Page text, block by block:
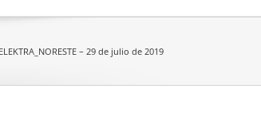
– 29 de julio de 2019